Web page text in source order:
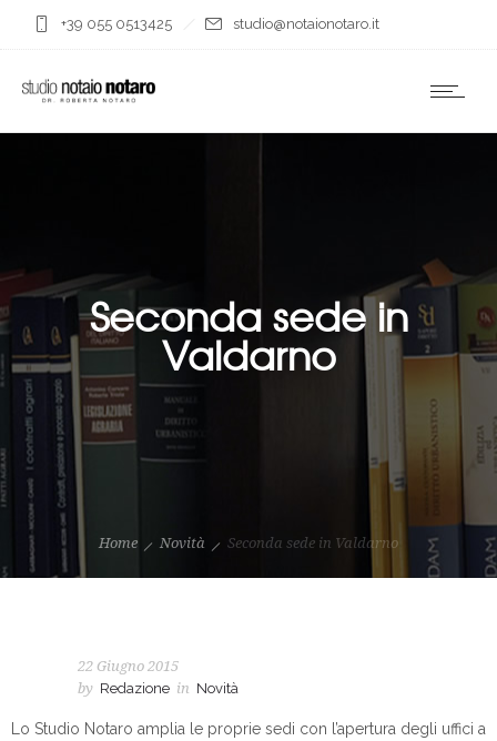
+39 055 0513425 studio@notaionotaro.it
Seconda sede in
Valdarno
Home Novità Seconda sede in Valdarno
22 Giugno 2015
by Redazione in Novità
Lo Studio Notaro amplia le proprie sedi con l’apertura degli uffici a